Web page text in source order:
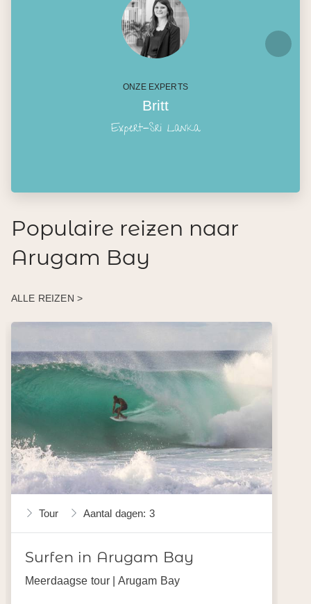
ONZE EXPERTS
Britt
Expert-Sri Lanka
Populaire reizen naar
Arugam Bay
ALLE REIZEN >
Tour Aantal dagen: 3
Surfen in Arugam Bay
Meerdaagse tour | Arugam Bay